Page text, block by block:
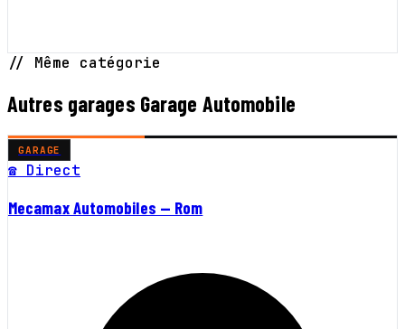
// Même catégorie
Autres garages Garage Automobile
GARAGE
☎ Direct
Mecamax Automobiles — Rom